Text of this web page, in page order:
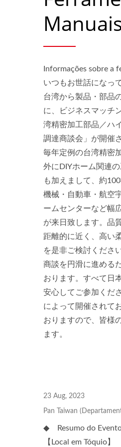
Informações sobre a
いつもお世話になっ
台湾から製品・部品
に、ビジネスマッチ
湾精密加工部品／ハ
調達商談会」が開催
毎年定例の台湾精密
外にDIYホーム関連
も加えまして、約
機械・自動車・航空
ームセンターなど幅
が来日致します。品
距離的に近く、高い
を是非ご検討ください
商談を円滑に進める
おります。すべて日
安心してご参加くだ
によって開催されて
おりますので、皆様
ます。
23 Aug, 2023
Pan Taiwan
◆ Resumo do
【Local em Tóquio】